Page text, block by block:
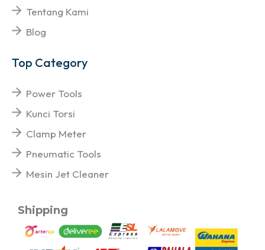
Tentang Kami
Blog
Top Category
Power Tools
Kunci Torsi
Clamp Meter
Pneumatic Tools
Mesin Jet Cleaner
Shipping